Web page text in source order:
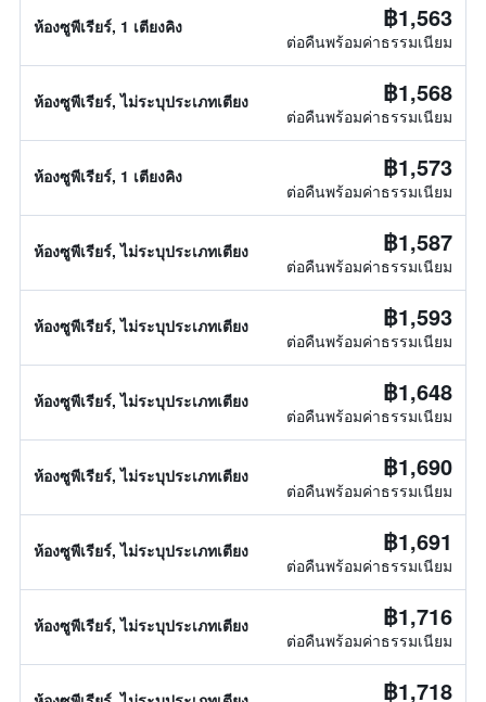
ห้องซูพีเรียร์, 1 เตียงคิง ฿1,563
ต่อคืนพร้อมค่าธรรมเนียม
ห้องซูพีเรียร์, ไม่ระบุประเภทเตียง ฿1,568
ต่อคืนพร้อมค่าธรรมเนียม
ห้องซูพีเรียร์, 1 เตียงคิง ฿1,573
ต่อคืนพร้อมค่าธรรมเนียม
ห้องซูพีเรียร์, ไม่ระบุประเภทเตียง ฿1,587
ต่อคืนพร้อมค่าธรรมเนียม
ห้องซูพีเรียร์, ไม่ระบุประเภทเตียง ฿1,593
ต่อคืนพร้อมค่าธรรมเนียม
ห้องซูพีเรียร์, ไม่ระบุประเภทเตียง ฿1,648
ต่อคืนพร้อมค่าธรรมเนียม
ห้องซูพีเรียร์, ไม่ระบุประเภทเตียง ฿1,690
ต่อคืนพร้อมค่าธรรมเนียม
ห้องซูพีเรียร์, ไม่ระบุประเภทเตียง ฿1,691
ต่อคืนพร้อมค่าธรรมเนียม
ห้องซูพีเรียร์, ไม่ระบุประเภทเตียง ฿1,716
ต่อคืนพร้อมค่าธรรมเนียม
฿1,718